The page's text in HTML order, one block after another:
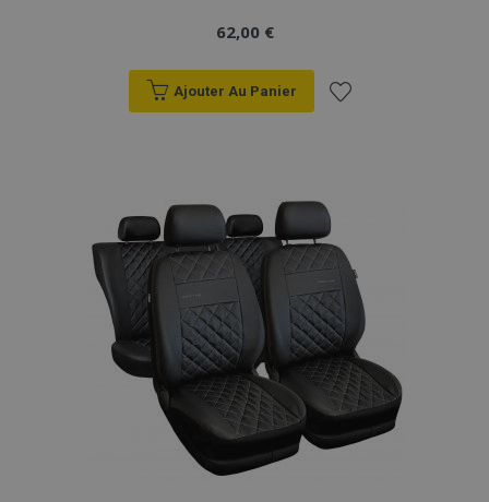
62,00 €
Ajouter Au Panier
liste
d'achats